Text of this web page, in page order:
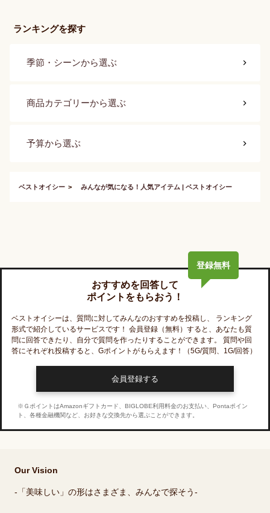
ランキングを探す
季節・シーンから選ぶ
商品カテゴリーから選ぶ
予算から選ぶ
ベストオイシー みんなが気になる！人気アイテム | ベストオイシー
登録無料
おすすめを回答して
ポイントをもらおう！
ベストオイシーは、質問に対してみんなのおすすめを投稿し、 ランキング
形式で紹介しているサービスです！ 会員登録（無料）すると、あなたも質
問に回答できたり、自分で質問を作ったりすることができます。 質問や回
答にそれぞれ投稿すると、Gポイントがもらえます！
（5G/質問、1G/回答）
会員登録する
※ＧポイントはAmazonギフトカード、BIGLOBE利用料金のお支払い、Pontaポイン
ト、各種金融機関など、お好きな交換先から選ぶことができます。
Our Vision
-「美味しい」の形はさまざま、みんなで探そう-